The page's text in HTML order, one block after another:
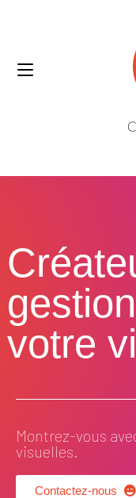
votre
Montrez-vous
visuelles.
Contactez-nous